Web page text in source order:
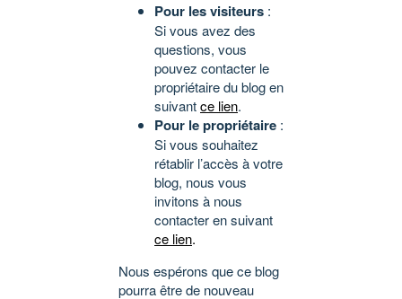
Pour les visiteurs :
Si vous avez des
questions, vous
pouvez contacter le
propriétaire du blog en
suivantce lien.
Pour le propriétaire :
Si vous souhaitez
rétablir l’accès à votre
blog, nous vous
invitons à nous
contacter en suivant
ce lien.
Nous espérons que ce blog
pourra être de nouveau